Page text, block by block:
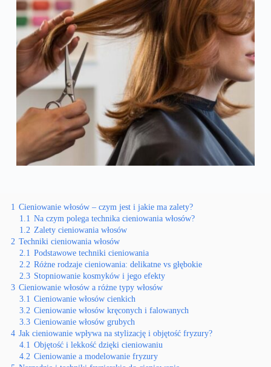
1 Cieniowanie włosów – czym jest i jakie ma zalety?
1.1 Na czym polega technika cieniowania włosów?
1.2 Zalety cieniowania włosów
2 Techniki cieniowania włosów
2.1 Podstawowe techniki cieniowania
2.2 Różne rodzaje cieniowania: delikatne vs głębokie
2.3 Stopniowanie kosmyków i jego efekty
3 Cieniowanie włosów a różne typy włosów
3.1 Cieniowanie włosów cienkich
3.2 Cieniowanie włosów kręconych i falowanych
3.3 Cieniowanie włosów grubych
4 Jak cieniowanie wpływa na stylizację i objętość fryzury?
4.1 Objętość i lekkość dzięki cieniowaniu
4.2 Cieniowanie a modelowanie fryzury